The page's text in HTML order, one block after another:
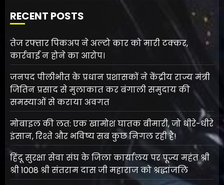
RECENT POSTS
तेज रफ्तार पिकअप ने अल्टो कार को मारी टक्कर,
कार्रवाई न होने का आरोप।
जनपद पीलीभीत के प्रधान प्रशासकों ने केंद्रीय राज्य मंत्री
जितिन प्रसाद से मुलाकात कर बंगाली समुदाय की
समस्याओं से कराया अवगत
मोबाइल की लत: एक खामोश घातक बीमारी, जो धीरे-धीरे
इंसान, रिश्ते और भविष्य सब कुछ निगल रही है!
हिंदू सुरक्षा सेवा संघ के जिला कार्यालय पर पूज्य महंत श्री
श्री 1008 श्री संतराम दास जी महाराज को श्रद्धांजलि